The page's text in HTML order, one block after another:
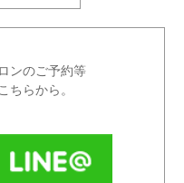
ンのご予約等
ちらから。